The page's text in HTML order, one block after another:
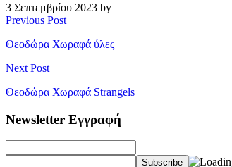
3 Σεπτεμβρίου 2023 by
Previous Post
Θεοδώρα Χωραφά ύλες
Next Post
Θεοδώρα Χωραφά Strangels
Newsletter Εγγραφή